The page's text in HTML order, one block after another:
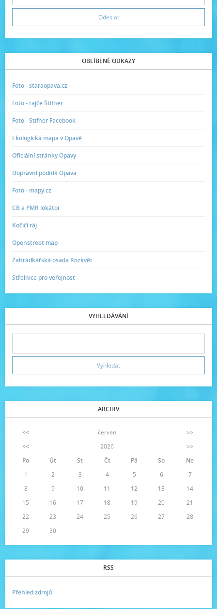
OBLÍBENÉ ODKAZY
Foto - staraopava.cz
Foto - rajče Štifner
Foto - Stifner Facebook
Ekologická mapa v Opavě
Oficiální stránky Opavy
Dopravní podnik Opava
Foto - mapy.cz
CB a PMR lokátor
Kočičí ráj
Openstreet map
Zahrádkářská osada Rozkvět
Střelnice pro veřejnost
VYHLEDÁVÁNÍ
ARCHIV
<< červen
>>
<<
2026
>>
Po
Út St Čt Pá So
Ne
1
2 3 4 5 6
7
8
9 10 11 12 13
14
15
16 17 18 19 20
21
22
23 24 25 26 27
28
29
30
RSS
Přehled zdrojů